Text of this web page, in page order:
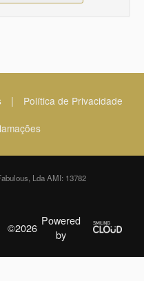
| Política de Privacidade
Lda AMI: 13782
©2026 Powered
by